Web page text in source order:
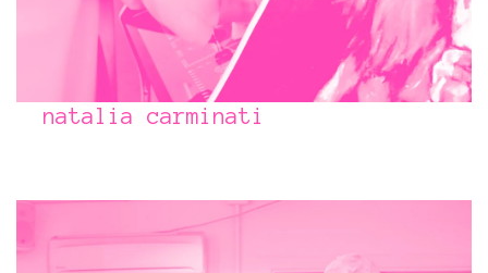
natalia carminati